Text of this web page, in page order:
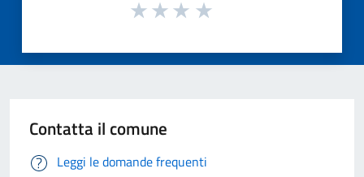
Contatta il comune
Leggi le domande frequenti